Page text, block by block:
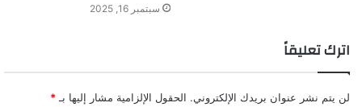
سبتمبر 16, 2025
اترك تعليقاً
لن يتم نشر عنوان بريدك الإلكتروني. الحقول الإلزامية مشار إليها بـ *